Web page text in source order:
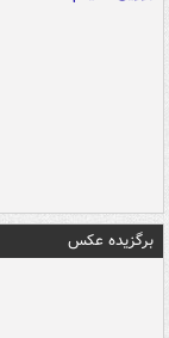
برگزیده عکس